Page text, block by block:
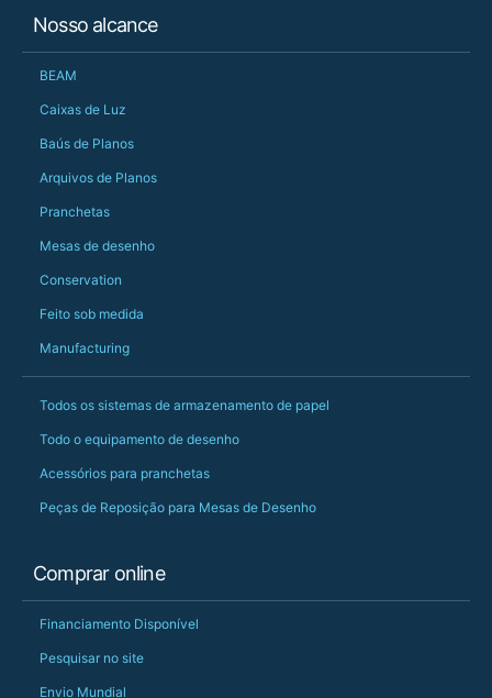
Nosso alcance
BEAM
Caixas de Luz
Baús de Planos
Arquivos de Planos
Pranchetas
Mesas de desenho
Conservation
Feito sob medida
Manufacturing
Todos os sistemas de armazenamento de papel
Todo o equipamento de desenho
Acessórios para pranchetas
Peças de Reposição para Mesas de Desenho
Comprar online
Financiamento Disponível
Pesquisar no site
Envio Mundial